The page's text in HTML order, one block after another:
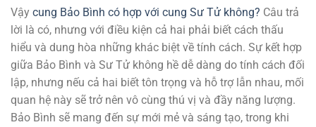
Vậy cung Bảo Bình có hợp với cung Sư Tử không? Câu trả
lời là có, nhưng với điều kiện cả hai phải biết cách thấu
hiểu và dung hòa những khác biệt về tính cách. Sự kết hợp
giữa Bảo Bình và Sư Tử không hề dễ dàng do tính cách đối
lập, nhưng nếu cả hai biết tôn trọng và hỗ trợ lẫn nhau, mối
quan hệ này sẽ trở nên vô cùng thú vị và đầy năng lượng.
Bảo Bình sẽ mang đến sự mới mẻ và sáng tạo, trong khi